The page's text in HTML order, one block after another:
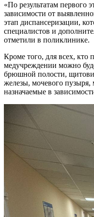
«По результатам первого
зависимости от
этап диспансеризации,
специалистов и
отметили в поликлинике.
Кроме того, для всех, кто
медучреждении можно
брюшной полости,
железы, мочевого пузыря,
назначаемые в